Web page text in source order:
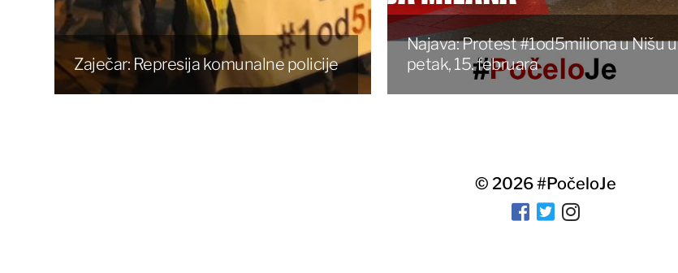
Zaječar: Represija komunalne policije
Najava: Protest #1od5miliona u Nišu u
petak, 15. februara
© 2026#PočeloJe